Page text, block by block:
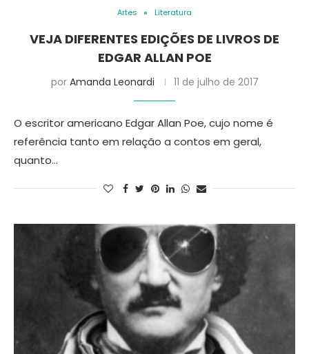
Artes Literatura
VEJA DIFERENTES EDIÇÕES DE LIVROS DE
EDGAR ALLAN POE
por Amanda Leonardi 11 de julho de 2017
O escritor americano Edgar Allan Poe, cujo nome é
referência tanto em relação a contos em geral,
quanto…